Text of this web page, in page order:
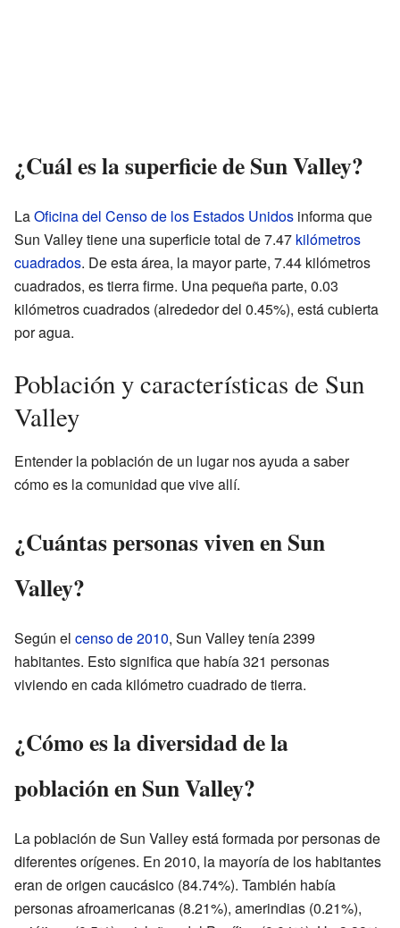
¿Cuál es la superficie de Sun Valley?
LaOficina del Censo de los Estados Unidos informa que
Sun Valley tiene una superficie total de 7.47 kilómetros
cuadrados. De esta área, la mayor parte, 7.44 kilómetros
cuadrados, es tierra firme. Una pequeña parte, 0.03
kilómetros cuadrados (alrededor del 0.45%), está cubierta
por agua.
Población y características de Sun
Valley
Entender la población de un lugar nos ayuda a saber
cómo es la comunidad que vive allí.
¿Cuántas personas viven en Sun
Valley?
Según el censo de 2010, Sun Valley tenía 2399
habitantes. Esto significa que había 321 personas
viviendo en cada kilómetro cuadrado de tierra.
¿Cómo es la diversidad de la
población en Sun Valley?
La población de Sun Valley está formada por personas de
diferentes orígenes. En 2010, la mayoría de los habitantes
eran de origen caucásico (84.74%). También había
personas afroamericanas (8.21%), amerindias (0.21%),